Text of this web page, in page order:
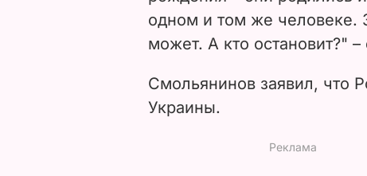
одном и том же человеке.
может. А кто остановит?" –
Смольянинов заявил, что
Украины.